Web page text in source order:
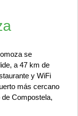
se
a 47 km de
y WiFi
más cercano
Compostela,